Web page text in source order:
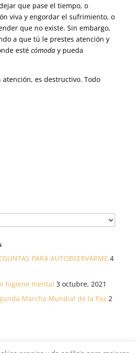
que pase el tiempo, o
viva y engordar el sufrimiento, o
que no existe. Sin embargo,
a que tú le prestes atención y
esté cómoda y pueda
es destructivo. Todo
PARA AUTOBSERVARME 4
higiene mental 3 octubre, 2021
Marcha Mundial de la Paz 2